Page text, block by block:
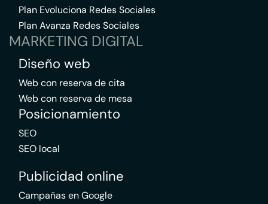
Plan Evoluciona Redes Sociales
Plan Avanza Redes Sociales
MARKETING DIGITAL
Diseño web
Web con reserva de cita
Web con reserva de mesa
Posicionamiento
SEO
SEO local
Publicidad online
Campañas en Google